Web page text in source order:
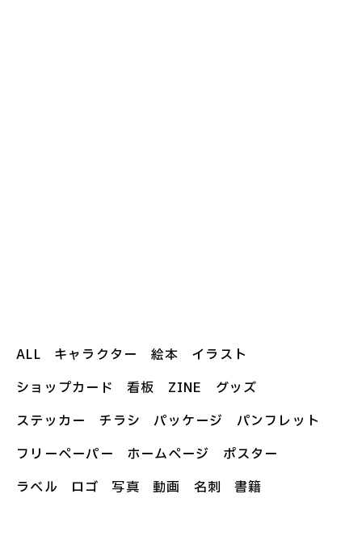
ALL キャラクター 絵本
イラスト
ショップカード
看板 ZINE
グッズ
ステッカー
チラシ パッケージ
パンフレット
フリーペーパー
ホームページ
ポスター
ラベル
ロゴ 写真 動画 名刺 書籍